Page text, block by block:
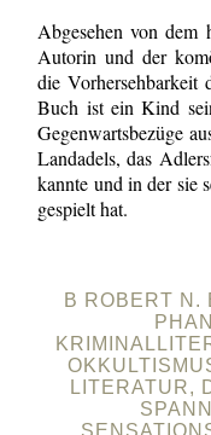
Abgesehen von dem
Autorin und der
die Vorhersehbarkeit
Buch ist ein Kind
Gegenwartsbezüge
Landadels, das
kannte und in der sie
gespielt hat.
B ROBERT N.
LITERATUR,